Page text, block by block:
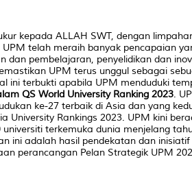
kepada ALLAH SWT, dengan
UPM telah meraih banyak pencapaian
dan pembelajaran, penyelidikan dan
UPM terus unggul sebagai
ini terbukti apabila UPM menduduki
QS World UniversityRanking 2023.
ke-27 terbaik di Asia dan yang
University Rankings 2023. UPM kini
terkemuka dunia menjelang
ini adalah hasil pendekatan dan
perancangan Pelan Strategik UPM